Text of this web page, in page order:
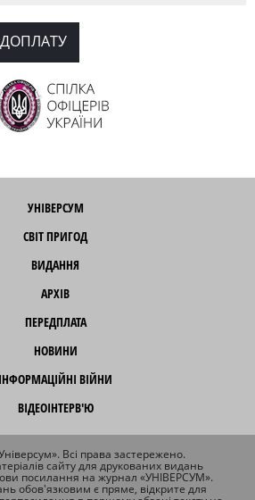
УНІВЕРСУМ
СВІТ ПРИГОД
ВИДАННЯ
АРХІВ
ПЕРЕДПЛАТА
НОВИНИ
ІНФОРМАЦІЙНІ ВІЙНИ
ВІДЕОІНТЕРВ'Ю
Всі права застережено.
сайту для друкованих видань
посилання на журнал «УНІВЕРСУМ».
обов'язковим є пряме, відкрите для